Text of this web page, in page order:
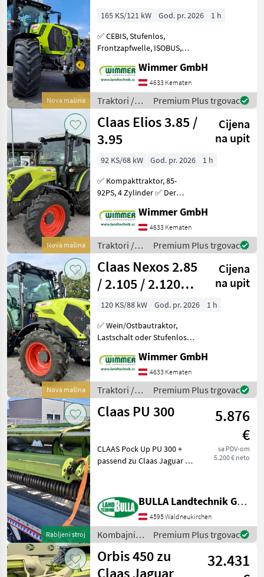
Nova mašina
165 KS/121 kW God. pr. 2026
1 h
✅ CEBIS, Stufenlos,
Frontzapfwelle, ISOBUS,
Claas Arion 630 CMATIC
CEBIS Traktor bietet mit
seinem stufenlosen CMATIC
Getriebe und einer Viel
Wimmer GmbH
4633 Kematen
Traktori /
Claas
Premium Plus trgovac
Nova mašina
Claas Elios 3.85 /
3.95
Cijena
na upit
92 KS/68 kW God. pr. 2026
1 h
✅ Kompakttraktor, 85-
92PS, 4 Zylinder ✅ Der
3.95 überzeugt durch
kompakte Bauweise, starke
Leistung und hohen
Komfort. Als Neumaschine
ist
Wimmer GmbH
4633 Kematen
Traktori /
Claas
Premium Plus trgovac
Nova mašina
Claas Nexos 2.85
/ 2.105 / 2.120
Stufenlos
Cijena
na upit
120 KS/88 kW God. pr. 2026
1 h
✅ Wein/Ostbautraktor,
Lastschalt oder Stufenlos,
Nexos 2 ist die perfekte
Lösung für Weinbau,
Obstbau und enge
Einsatzbereiche. Mit
verschied
Wimmer GmbH
4633 Kematen
Traktori /
Claas
Premium Plus trgovac
Rabljeni stroj
Claas PU 300
5.876
€
sa PDV-om
5.200 € neto
CLAAS Pock Up PU 300 +
passend zu Claas Jaguar +
mittleres Tastrad Tip
hedera/ adaptera: Pick-up,
Fiksno, : Fi
BULLA Landtechnik GmbH
4595 Waldneukirchen
Kombajni /
Claas
Premium Plus trgovac
Orbis 450 zu
Claas Jaguar
32.431